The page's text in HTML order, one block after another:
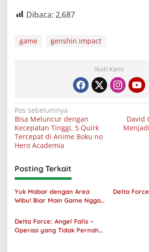
Dibaca: 2,687
game genshin impact
Ikuti Kami
Navigasi
pos
Pos sebelumnya
Bisa Meluncur dengan
Kecepatan Tinggi, 5 Quirk
Tercepat di Anime Boku no
Hero Academia
David
Posting Terkait
Yuk Mabar dengan Area
Wibu! Biar Main Game Nggak
Delta
Delta Force: Angel Falls –
Operasi yang Tidak Pernah